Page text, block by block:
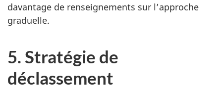
davantage de renseignements sur l’approche
graduelle.
5. Stratégie de
déclassement